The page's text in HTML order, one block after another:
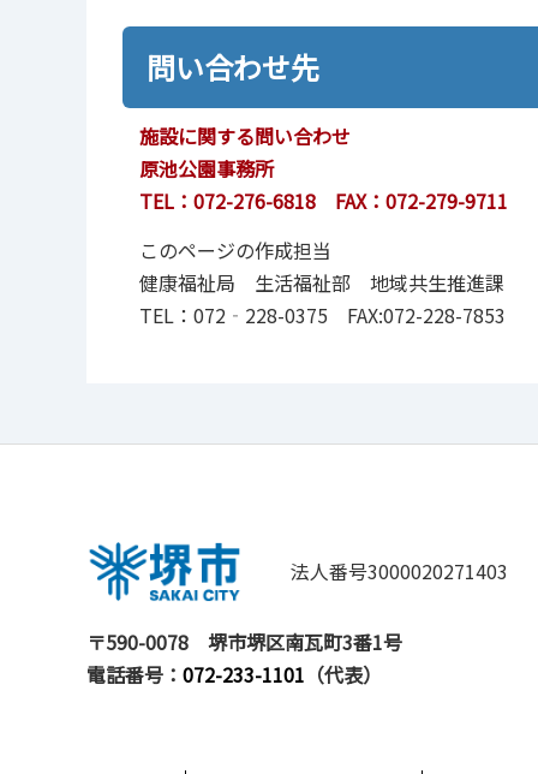
問い合わせ先
施設に関する問い合わせ
原池公園事務所
TEL：072-276-6818 FAX：072-279-9711
このページの作成担当
健康福祉局 生活福祉部 地域共生推進課
TEL：072‐228-0375 FAX:072-228-7853
法人番号3000020271403
〒590-0078
堺市堺区南瓦町3番1号
電話番号： 072-233-1101 （代表）